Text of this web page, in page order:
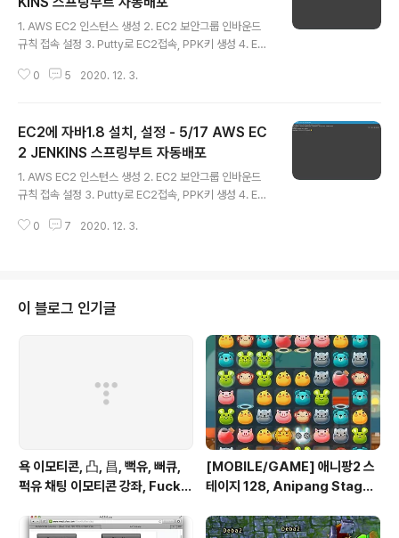
1. AWS EC2 인스턴스 생성 2. EC2 보안그룹 인바운드
규칙 접속 설정 3. Putty로 EC2접속, PPK키 생성 4. EC
설치, 설정 6. EC2에 젠킨스 설치 7. 젠킨스 접속 포트 변
설정 12. 젠킨스에 메이븐 연결 13. 젠킨스에 깃허브 연동,
빌드 14. 스프링부트 서버 실행, 8080, 80포트 포워딩 1
5. 스프링부트 재시작 스크립트 16. Publish over SSH
설정 17. 젠킨스 깃허브 웹훅 자동빌드 설정 EC2에 젠킨스
를 설치하겠습니다. 저는 자동배포가 목적이기 때문에, 기..
0 5 2020. 12. 3.
EC2에 자바1.8 설치, 설정 - 5/17 AWS EC
2 JENKINS 스프링부트 자동배포
1. AWS EC2 인스턴스 생성 2. EC2 보안그룹 인바운드
규칙 접속 설정 3. Putty로 EC2접속, PPK키 생성 4. EC
설치, 설정 6. EC2에 젠킨스 설치 7. 젠킨스 접속 포트 변
빌드 14. 스프링부트 서버 실행, 8080, 80포트 포워딩 1
5. 스프링부트 재시작 스크립트 16. Publish over SSH
설정 17. 젠킨스 깃허브 웹훅 자동빌드 설정 EC2를 생성하
면 보통 JAVA 1.7이 깔려있습니다. (나중엔 더 높..
0 7 2020. 12. 3.
이 블로그 인기글
욕 이모티콘, 凸, 昌, 뻑유, 뻐큐,
퍽유 채팅 이모티콘 강좌, Fuck Y
[MOBILE/GAME] 애니팡2 스
테이지 128, Anipang Stage 1